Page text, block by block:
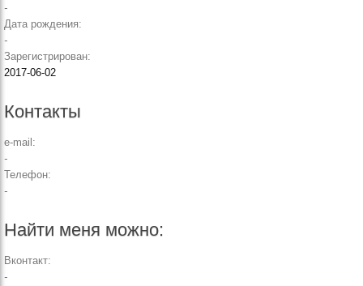
-
Дата рождения:
-
Зарегистрирован:
2017-06-02
Контакты
e-mail:
-
Телефон:
-
Найти меня можно:
Вконтакт:
-